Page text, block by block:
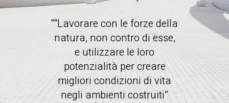
““Lavorare con le forze della
natura, non contro di esse,
e utilizzare le loro
potenzialità per creare
migliori condizioni di vita
negli ambienti costruiti”